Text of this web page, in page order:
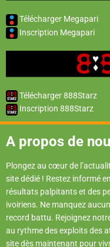
Télécharger Megapari
Inscription Megapari
Télécharger 888Starz
Inscription 888Starz
A propos de
Plongez au cœur de
site dédié ! Restez informé
résultats palpitants et des
ivoiriens. Ne manquez
record battu. Rejoignez
au rythme des exploits des
site dès maintenant pour